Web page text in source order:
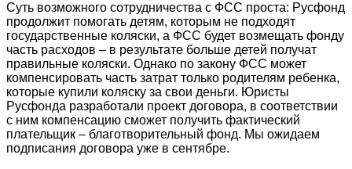
Суть возможного сотрудничества с ФСС проста: Русфонд
продолжит помогать детям, которым не подходят
государственные коляски, а ФСС будет возмещать фонду
часть расходов – в результате больше детей получат
правильные коляски. Однако по закону ФСС может
компенсировать часть затрат только родителям ребенка,
которые купили коляску за свои деньги. Юристы
Русфонда разработали проект договора, в соответствии
с ним компенсацию сможет получить фактический
плательщик – благотворительный фонд. Мы ожидаем
подписания договора уже в сентябре.